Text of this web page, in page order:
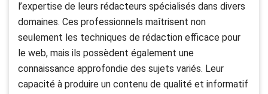
l’expertise de leurs rédacteurs spécialisés dans divers
domaines. Ces professionnels maîtrisent non
seulement les techniques de rédaction efficace pour
le web, mais ils possèdent également une
connaissance approfondie des sujets variés. Leur
capacité à produire un contenu de qualité et informatif